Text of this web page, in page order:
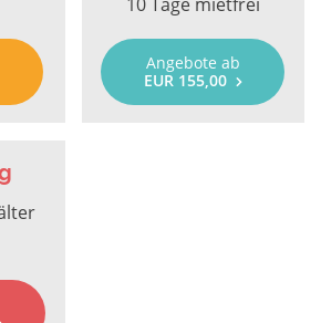
Angebote ab
EUR 155,00